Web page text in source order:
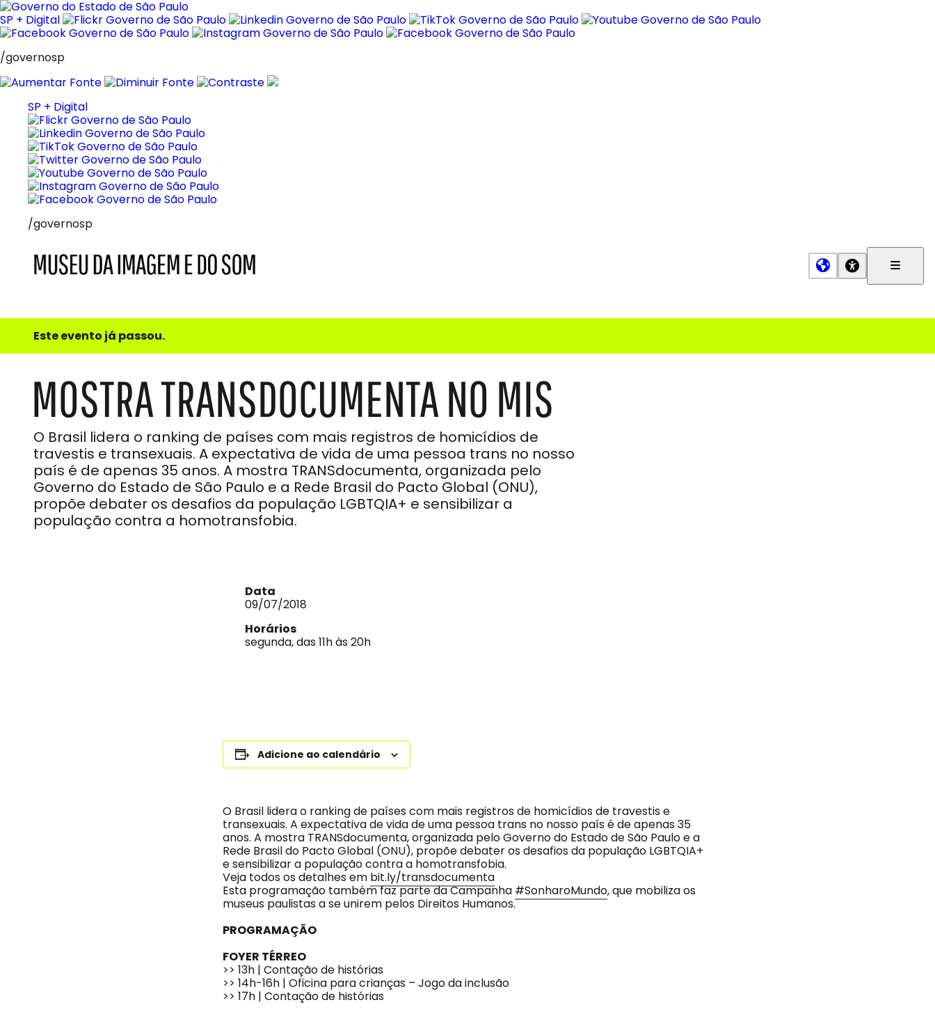
Pular
para
o
SP + Digital
/governosp
SP + Digital
/governosp
e
do
Som
Este evento já passou.
MOSTRA TRANSDOCUMENTA NO MIS
O Brasil lidera o ranking de países com mais registros de homicídios de
travestis e transexuais. A expectativa de vida de uma pessoa trans no nosso
país é de apenas 35 anos. A mostra TRANSdocumenta, organizada pelo
Governo do Estado de São Paulo e a Rede Brasil do Pacto Global (ONU),
propõe debater os desafios da população LGBTQIA+ e sensibilizar a
população contra a homotransfobia.
Data
09/07/2018
Horários
segunda, das 11h às 20h
Adicione ao calendário
O Brasil lidera o ranking de países com mais registros de homicídios de travestis e
transexuais. A expectativa de vida de uma pessoa trans no nosso país é de apenas 35
anos. A mostra TRANSdocumenta, organizada pelo Governo do Estado de São Paulo e a
Rede Brasil do Pacto Global (ONU), propõe debater os desafios da população LGBTQIA+
e sensibilizar a população contra a homotransfobia.
Veja todos os detalhes em bit.ly/transdocumenta
Esta programação também faz parte da Campanha #SonharoMundo, que mobiliza os
museus paulistas a se unirem pelos Direitos Humanos.
PROGRAMAÇÃO
FOYER TÉRREO
>> 13h | Contação de histórias
>> 14h-16h | Oficina para crianças – Jogo da inclusão
>> 17h | Contação de histórias